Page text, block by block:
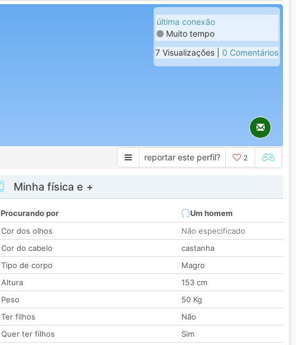
última conexão
Muito tempo
7 Visualizações | 0 Comentários
reportar este perfil? 2
Minha física e +
Procurando por
Um homem
Cor dos olhos
Não especificado
Cor do cabelo
castanha
Tipo de corpo
Magro
Altura
153 cm
Peso
50 Kg
Ter filhos
Não
Quer ter filhos
Sim